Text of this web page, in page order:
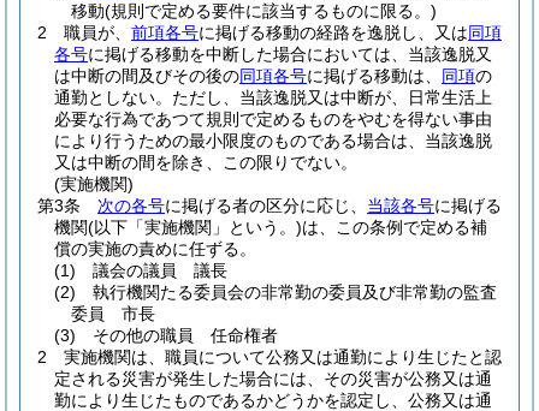
移動(規則で定める要件に該当するものに限る。)
2
職員が、 前項各号に掲げる移動の経路を逸脱し、又は同項
各号に掲げる移動を中断した場合においては、当該逸脱又
は中断の間及びその後の同項各号に掲げる移動は、 同項の
通勤としない。 ただし、当該逸脱又は中断が、日常生活上
必要な行為であつて規則で定めるものをやむを得ない事由
により行うための最小限度のものである場合は、当該逸脱
又は中断の間を除き、この限りでない。
(実施機関)
第3条
次の各号に掲げる者の区分に応じ、 当該各号に掲げる
機関(以下「実施機関」という。)は、この条例で定める補
償の実施の責めに任ずる。
(1)
議会の議員 議長
(2)
執行機関たる委員会の非常勤の委員及び非常勤の監査
委員 市長
(3)
その他の職員 任命権者
2
実施機関は、職員について公務又は通勤により生じたと認
定される災害が発生した場合には、その災害が公務又は通
勤により生じたものであるかどうかを認定し、公務又は通